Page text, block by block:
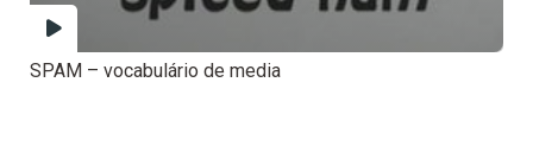
SPAM – vocabulário de media